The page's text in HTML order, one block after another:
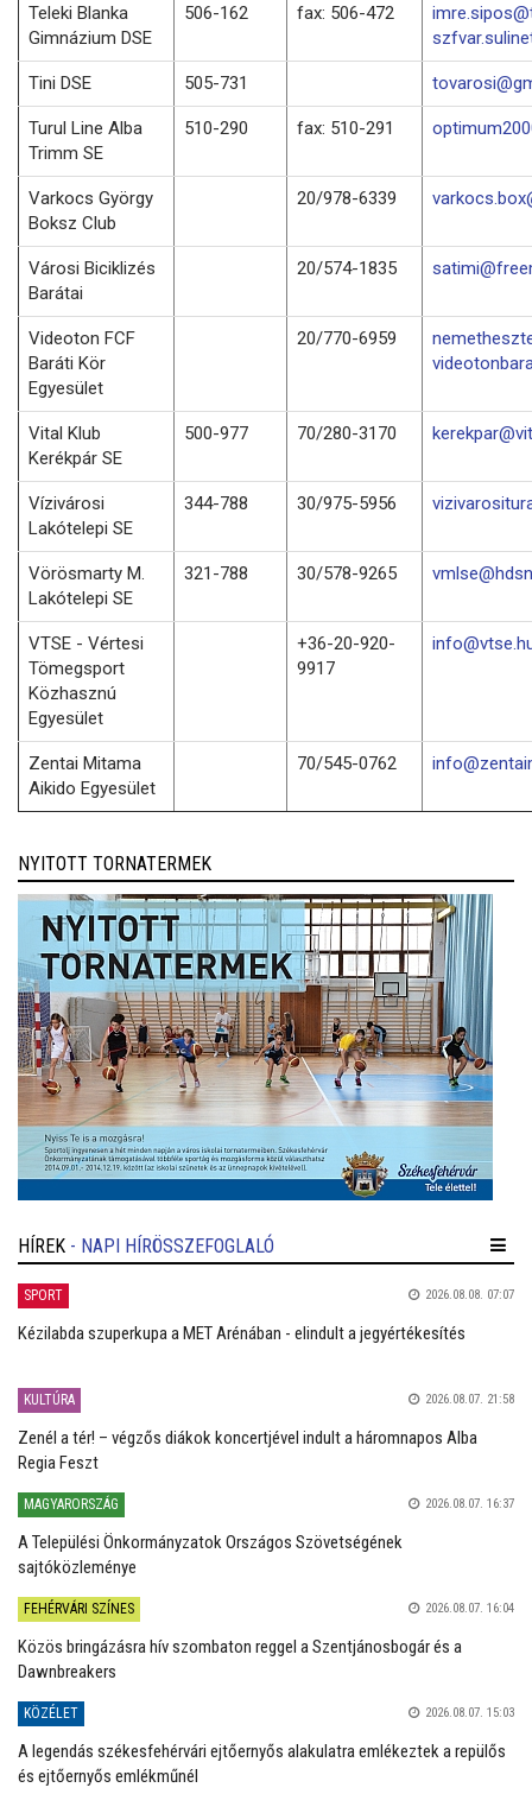
Teleki Blanka
Gimnázium DSE
506-162 fax: 506-472
Tini DSE 505-731
Turul Line Alba
Trimm SE
510-290 fax: 510-291
Varkocs György
Boksz Club
20/978-6339
Városi Biciklizés
Barátai
20/574-1835
Videoton FCF
Baráti Kör
Egyesület
20/770-6959
Vital Klub
Kerékpár SE
500-977 70/280-3170
Vízivárosi
Lakótelepi SE
344-788 30/975-5956
Vörösmarty M.
Lakótelepi SE
321-788 30/578-9265
VTSE - Vértesi
Tömegsport
Közhasznú
Egyesület
+36-20-920-
9917
Zentai Mitama
Aikido Egyesület
70/545-0762
NYITOTT TORNATERMEK
HÍREK - NAPI HÍRÖSSZEFOGLALÓ
SPORT 2026.08.08. 07:07
Kézilabda szuperkupa a MET Arénában - elindult a jegyértékesítés
KULTÚRA 2026.08.07. 21:58
Zenél a tér! – végzős diákok koncertjével indult a háromnapos Alba
Regia Feszt
MAGYARORSZÁG 2026.08.07. 16:37
A Települési Önkormányzatok Országos Szövetségének
sajtóközleménye
FEHÉRVÁRI SZÍNES 2026.08.07. 16:04
Közös bringázásra hív szombaton reggel a Szentjánosbogár és a
Dawnbreakers
KÖZÉLET 2026.08.07. 15:03
A legendás székesfehérvári ejtőernyős alakulatra emlékeztek a repülős
és ejtőernyős emlékműnél